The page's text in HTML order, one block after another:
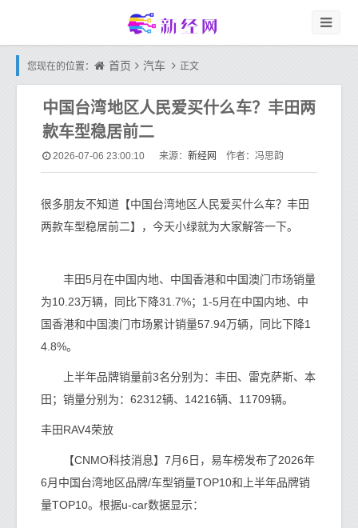
您现在的位置： 首页 汽车 正文
中国台湾地区人民爱买什么车？丰田两
款车型稳居前二
2026-07-06 23:00:10 来源： 新经网 作者：冯思韵
很多朋友不知道【中国台湾地区人民爱买什么车？丰田
两款车型稳居前二】，今天小绿就为大家解答一下。
丰田5月在中国内地、中国香港和中国澳门市场销量
为10.23万辆，同比下降31.7%；1-5月在中国内地、中
国香港和中国澳门市场累计销量57.94万辆，同比下降1
4.8%。
上半年品牌销量前3名分别为：丰田、雷克萨斯、本
田；销量分别为：62312辆、14216辆、11709辆。
丰田RAV4荣放
【CNMO科技消息】7月6日，易车榜发布了2026年
6月中国台湾地区品牌/车型销量TOP10和上半年品牌销
量TOP10。根据u-car数据显示：